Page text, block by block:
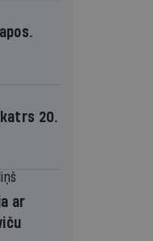
20.
ar